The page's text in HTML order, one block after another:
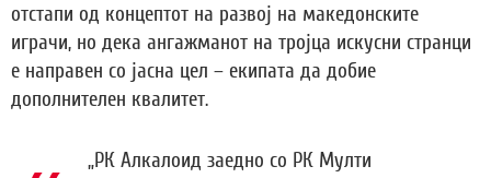
отстапи од концептот на развој на македонските
играчи, но дека ангажманот на тројца искусни странци
е направен со јасна цел – екипата да добие
дополнителен квалитет.
„РК Алкалоид заедно со РК Мулти